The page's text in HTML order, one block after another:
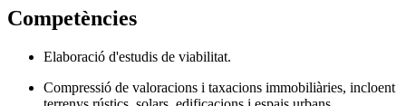
Competències
Elaboració d'estudis de viabilitat.
Compressió de valoracions i taxacions immobiliàries, incloent